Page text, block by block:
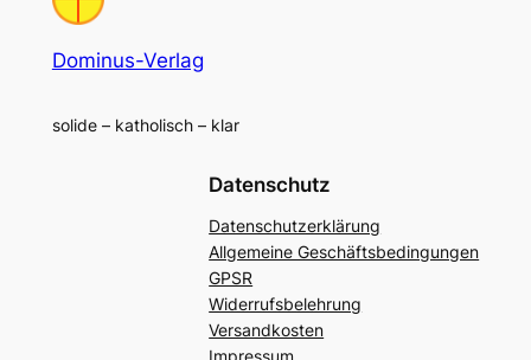
Dominus-Verlag
solide – katholisch – klar
Datenschutz
Datenschutzerklärung
Allgemeine Geschäftsbedingungen
GPSR
Widerrufsbelehrung
Versandkosten
Impressum